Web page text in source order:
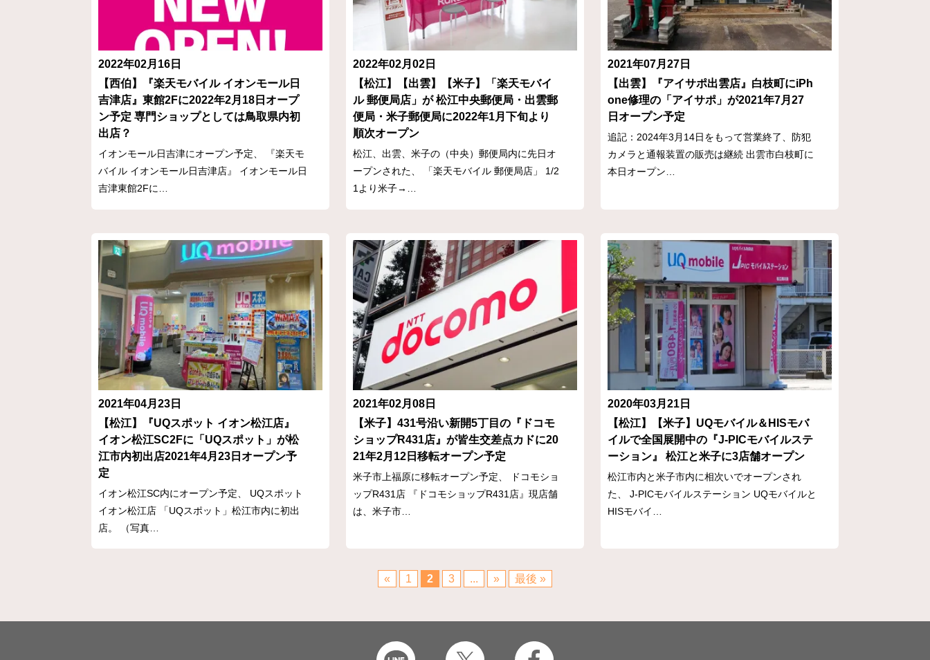
2022年02月16日
【西伯】『楽天モバイル イオンモール日
吉津店』東館2Fに2022年2月18日オープ
ン予定 専門ショップとしては鳥取県内初
出店？
イオンモール日吉津にオープン予定、 『楽天モ
バイル イオンモール日吉津店』 イオンモール日
吉津東館2Fに…
2022年02月02日
【松江】【出雲】【米子】「楽天モバイ
ル 郵便局店」が 松江中央郵便局・出雲郵
便局・米子郵便局に2022年1月下旬より
順次オープン
松江、出雲、米子の（中央）郵便局内に先日オ
ープンされた、 「楽天モバイル 郵便局店」 1/2
1より米子→…
2021年07月27日
【出雲】『アイサポ出雲店』白枝町にiPh
one修理の「アイサポ」が2021年7月27
日オープン予定
追記：2024年3月14日をもって営業終了、防犯
カメラと通報装置の販売は継続 出雲市白枝町に
本日オープン…
2021年04月23日
【松江】『UQスポット イオン松江店』
イオン松江SC2Fに「UQスポット」が松
江市内初出店2021年4月23日オープン予
定
イオン松江SC内にオープン予定、 UQスポット
イオン松江店 「UQスポット」松江市内に初出
店。 （写真…
2021年02月08日
【米子】431号沿い新開5丁目の『ドコモ
ショップR431店』が皆生交差点カドに20
21年2月12日移転オープン予定
米子市上福原に移転オープン予定、 ドコモショ
ップR431店 『ドコモショップR431店』現店舗
は、米子市…
2020年03月21日
【松江】【米子】UQモバイル＆HISモバ
イルで全国展開中の『J-PICモバイルステ
ーション』 松江と米子に3店舗オープン
松江市内と米子市内に相次いでオープンされ
た、 J-PICモバイルステーション UQモバイルと
HISモバイ…
« 1 2 3 ... » 最後 »